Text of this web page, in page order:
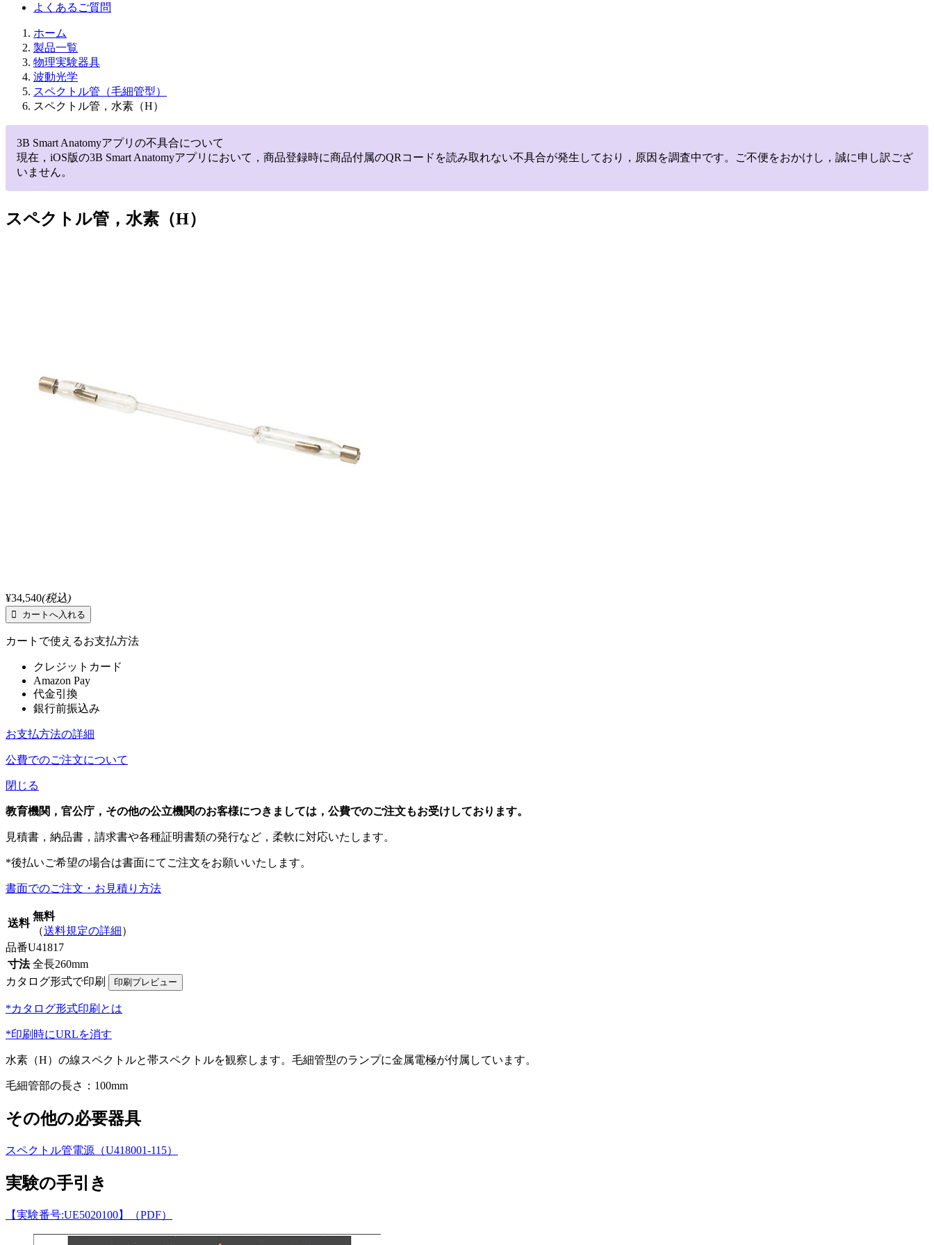
よくあるご質問
ホーム
製品一覧
物理実験器具
波動光学
スペクトル管（毛細管型）
スペクトル管，水素（H）
3B Smart Anatomyアプリの不具合について
現在，iOS版の3B Smart Anatomyアプリにおいて，商品登録時に商品付属のQRコードを読み取れない不具合が発生しており，原因を調査中です。ご不便をおかけし，誠に申し訳ござ
いません。
スペクトル管，水素（H）
¥34,540(税込)
カートで使えるお支払方法
クレジットカード
Amazon Pay
代金引換
銀行前振込み
お支払方法の詳細
公費でのご注文について
閉じる
教育機関，官公庁，その他の公立機関のお客様につきましては，公費でのご注文もお受けしております。
見積書，納品書，請求書や各種証明書類の発行など，柔軟に対応いたします。
*後払いご希望の場合は書面にてご注文をお願いいたします。
書面でのご注文・お見積り方法
送料
無料
（送料規定の詳細）
品番U41817
寸法 全長260mm
カタログ形式で印刷
*カタログ形式印刷とは
*印刷時にURLを消す
水素（H）の線スペクトルと帯スペクトルを観察します。毛細管型のランプに金属電極が付属しています。
毛細管部の長さ：100mm
その他の必要器具
スペクトル管電源（U418001-115）
実験の手引き
【実験番号:UE5020100】（PDF）